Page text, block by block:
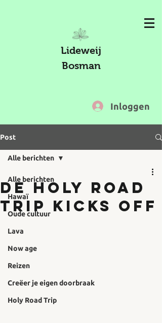
Lideweij
Bosman
Inloggen
Post
Alle berichten
Hawaï
Oude cultuur
Lava
Now age
Reizen
Creëer je eigen doorbraak
Holy Road Trip
Alle berichten
De Holy Road
Trip kicks off